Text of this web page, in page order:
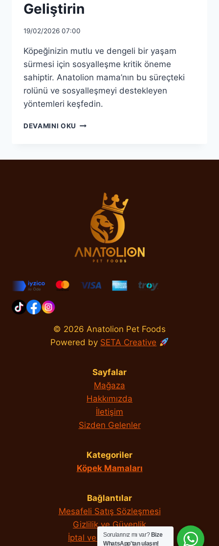
Geliştirin
19/02/2026 07:00
Köpeğinizin mutlu ve dengeli bir yaşam
sürmesi için sosyalleşme kritik öneme
sahiptir. Anatolion mama’nın bu süreçteki
rolünü ve sosyalleşmeyi destekleyen
yöntemleri keşfedin.
DEVAMINI OKU ANATOLION
© 2026 Anatolion Pet Foods
Powered by SETA Creative
Sayfalar
Mağaza
Hakkımızda
İletişim
Sizden Gelenler
Kategoriler
Köpek Mamaları
Bağlantılar
Mesafeli Satış Sözleşmesi
Gizlilik ve Güvenlik
İptal ve İade Koşulları
Sorularınız mı var? Bize
WhatsApp'tan ulaşın!